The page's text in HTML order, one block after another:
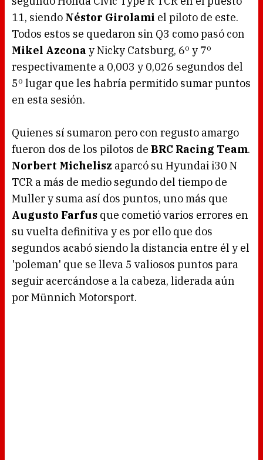
11, siendo Néstor Girolami el piloto de este.
Todos estos se quedaron sin Q3 como pasó con
Mikel Azcona y Nicky Catsburg, 6º y 7º
respectivamente a 0,003 y 0,026 segundos del
5º lugar que les habría permitido sumar puntos
en esta sesión.
Quienes sí sumaron pero con regusto amargo
fueron dos de los pilotos de BRC Racing Team.
Norbert Michelisz aparcó su Hyundai i30 N
TCR a más de medio segundo del tiempo de
Muller y suma así dos puntos, uno más que
Augusto Farfus que cometió varios errores en
su vuelta definitiva y es por ello que dos
segundos acabó siendo la distancia entre él y el
'poleman' que se lleva 5 valiosos puntos para
seguir acercándose a la cabeza, liderada aún
por Münnich Motorsport.